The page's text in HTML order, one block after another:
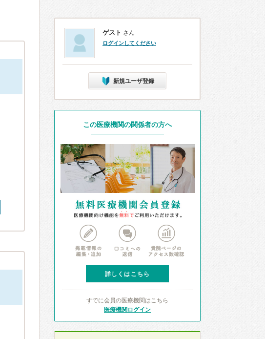
ゲスト さん
ログインしてください
新規ユーザ登録
この医療機関の関係者の方へ
詳しくはこちら
すでに会員の医療機関はこちら
医療機関ログイン